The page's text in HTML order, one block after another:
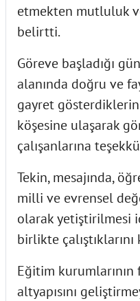
etmekten mutluluk
belirtti.
Göreve başladığı
alanında doğru ve
gayret
köşesine ulaşarak
çalışanlarına
Tekin, mesajında,
milli ve evrensel
olarak yetiştirilmesi
birlikte
Eğitim
altyapısını